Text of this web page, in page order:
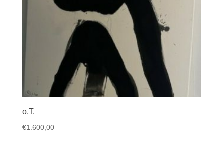
o.T.
€1.600,00